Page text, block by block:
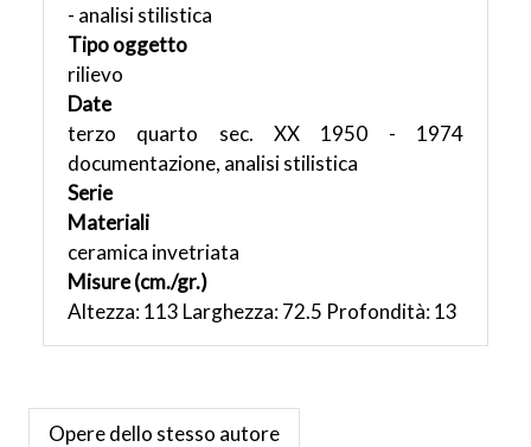
- analisi stilistica
Tipo oggetto
rilievo
Date
terzo quarto sec. XX 1950 - 1974
documentazione, analisi stilistica
Serie
Materiali
ceramica invetriata
Misure (cm./gr.)
Altezza: 113 Larghezza: 72.5 Profondità: 13
Opere dello stesso autore